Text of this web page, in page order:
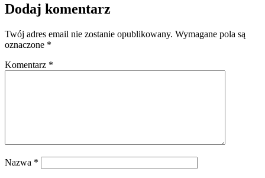
Dodaj komentarz
Twój adres email nie zostanie opublikowany. Wymagane pola są
oznaczone *
Komentarz *
Nazwa *